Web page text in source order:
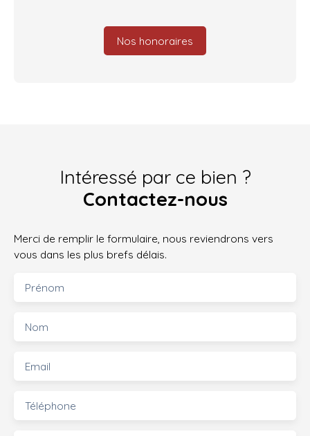
Nos honoraires
Intéressé par ce bien ?
Contactez-nous
Merci de remplir le formulaire, nous reviendrons vers
vous dans les plus brefs délais.
Prénom
Nom
Email
Téléphone